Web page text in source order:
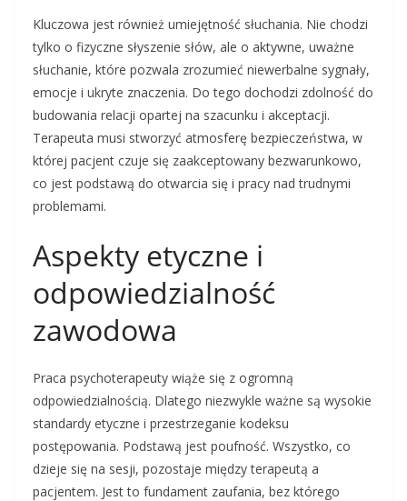
Kluczowa jest również umiejętność słuchania. Nie chodzi
tylko o fizyczne słyszenie słów, ale o aktywne, uważne
słuchanie, które pozwala zrozumieć niewerbalne sygnały,
emocje i ukryte znaczenia. Do tego dochodzi zdolność do
budowania relacji opartej na szacunku i akceptacji.
Terapeuta musi stworzyć atmosferę bezpieczeństwa, w
której pacjent czuje się zaakceptowany bezwarunkowo,
co jest podstawą do otwarcia się i pracy nad trudnymi
problemami.
Aspekty etyczne i
odpowiedzialność
zawodowa
Praca psychoterapeuty wiąże się z ogromną
odpowiedzialnością. Dlatego niezwykle ważne są wysokie
standardy etyczne i przestrzeganie kodeksu
postępowania. Podstawą jest poufność. Wszystko, co
dzieje się na sesji, pozostaje między terapeutą a
pacjentem. Jest to fundament zaufania, bez którego